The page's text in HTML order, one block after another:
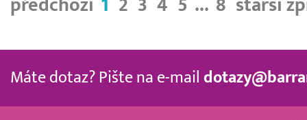
předchozí 1 2 3 4 5 ... 8 starší
Máte dotaz? Pište na e-mail